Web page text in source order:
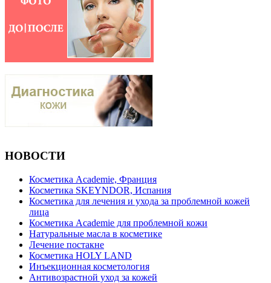
НОВОСТИ
Косметика Academie, Франция
Косметика SKEYNDOR, Испания
Косметика для лечения и ухода за проблемной кожей
лица
Косметика Academie для проблемной кожи
Натуральные масла в косметике
Лечение постакне
Косметика HOLY LAND
Инъекционная косметология
Антивозрастной уход за кожей